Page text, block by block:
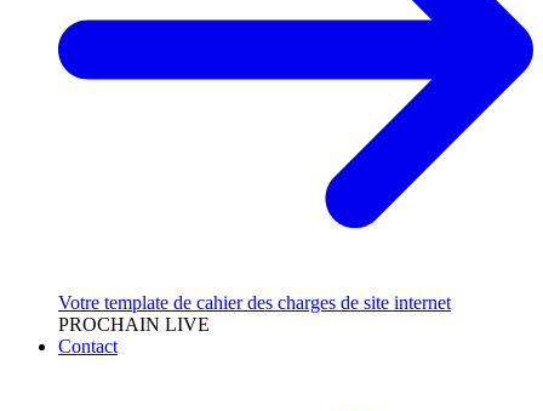
Votre template de cahier des charges de site internet
PROCHAIN LIVE
Contact